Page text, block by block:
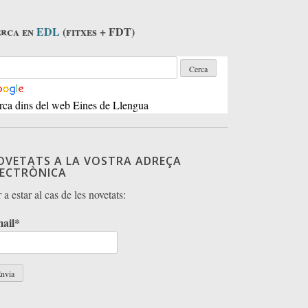
enEDL (fitxes + FDT)
dins del web Eines de Llengua
A LA VOSTRA ADREÇA
a estar al cas de les novetats: